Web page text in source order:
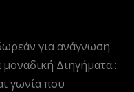
για ανάγνωση
μοναδική Διηγήματα :
γωνία που